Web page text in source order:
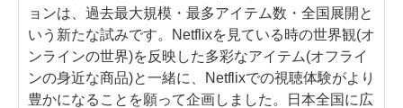
ョンは、過去最大規模・最多アイテム数・全国展開と
いう新たな試みです。Netflixを見ている時の世界観(オ
ンラインの世界)を反映した多彩なアイテム(オフライ
ンの身近な商品)と一緒に、Netflixでの視聴体験がより
豊かになることを願って企画しました。日本全国に広